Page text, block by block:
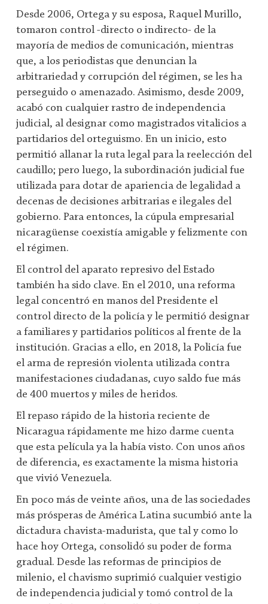
Desde 2006, Ortega y su esposa, Raquel Murillo,
tomaron control -directo o indirecto- de la
mayoría de medios de comunicación, mientras
que, a los periodistas que denuncian la
arbitrariedad y corrupción del régimen, se les ha
perseguido o amenazado. Asimismo, desde 2009,
acabó con cualquier rastro de independencia
judicial, al designar como magistrados vitalicios a
partidarios del orteguismo. En un inicio, esto
permitió allanar la ruta legal para la reelección del
caudillo; pero luego, la subordinación judicial fue
utilizada para dotar de apariencia de legalidad a
decenas de decisiones arbitrarias e ilegales del
gobierno. Para entonces, la cúpula empresarial
nicaragüense coexistía amigable y felizmente con
el régimen.
El control del aparato represivo del Estado
también ha sido clave. En el 2010, una reforma
legal concentró en manos del Presidente el
control directo de la policía y le permitió designar
a familiares y partidarios políticos al frente de la
institución. Gracias a ello, en 2018, la Policía fue
el arma de represión violenta utilizada contra
manifestaciones ciudadanas, cuyo saldo fue más
de 400 muertos y miles de heridos.
El repaso rápido de la historia reciente de
Nicaragua rápidamente me hizo darme cuenta
que esta película ya la había visto. Con unos años
de diferencia, es exactamente la misma historia
que vivió Venezuela.
En poco más de veinte años, una de las sociedades
más prósperas de América Latina sucumbió ante la
dictadura chavista-madurista, que tal y como lo
hace hoy Ortega, consolidó su poder de forma
gradual. Desde las reformas de principios de
milenio, el chavismo suprimió cualquier vestigio
de independencia judicial y tomó control de la